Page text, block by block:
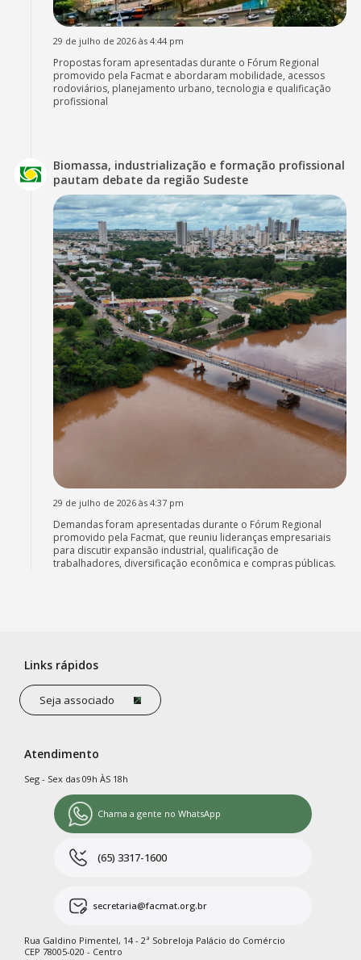
29 de julho de 2026 às 4:44 pm
Propostas foram apresentadas durante o Fórum Regional
promovido pela Facmat e abordaram mobilidade, acessos
rodoviários, planejamento urbano, tecnologia e qualificação
profissional
Biomassa, industrialização e formação profissional
pautam debate da região Sudeste
29 de julho de 2026 às 4:37 pm
Demandas foram apresentadas durante o Fórum Regional
promovido pela Facmat, que reuniu lideranças empresariais
para discutir expansão industrial, qualificação de
trabalhadores, diversificação econômica e compras públicas.
Links rápidos
Seja associado
Atendimento
Seg - Sex das 09h ÀS 18h
Chama a gente no WhatsApp
(65) 3317-1600
secretaria@facmat.org.br
Rua Galdino Pimentel, 14 - 2ª Sobreloja Palácio do Comércio
CEP 78005-020 - Centro